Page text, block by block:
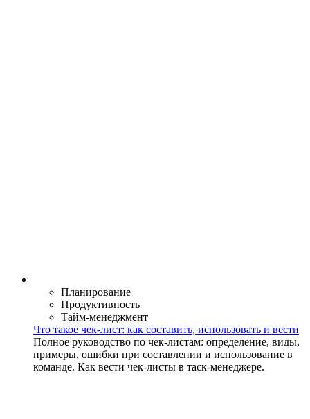
Планирование
Продуктивность
Тайм-менеджмент
Что такое чек-лист: как составить, использовать и вести
Полное руководство по чек-листам: определение, виды,
примеры, ошибки при составлении и использование в
команде. Как вести чек-листы в таск-менеджере.